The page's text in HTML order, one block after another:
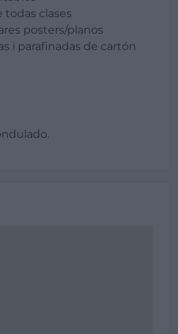
todas clases
posters/planos
i parafinadas de cartón